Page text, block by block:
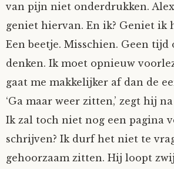
van pijn niet onderdrukken.
geniet hiervan. En ik? Geniet ik
Een beetje. Misschien. Geen tijd
denken. Ik moet opnieuw
gaat me makkelijker af dan de
‘Ga maar weer zitten,’ zegt hij
Ik zal toch niet nog een pagina
schrijven? Ik durf het niet te
gehoorzaam zitten. Hij loopt